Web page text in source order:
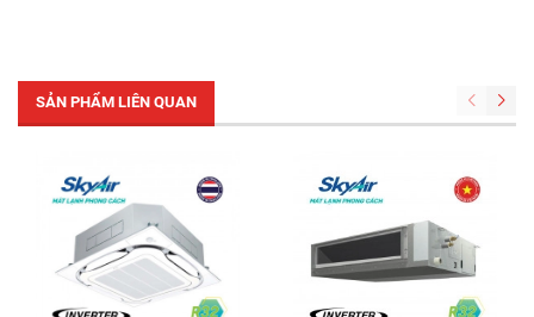
SẢN PHẨM LIÊN QUAN